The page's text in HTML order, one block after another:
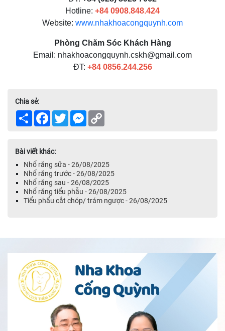
Hotline: +84 0908.848.424
Website: www.nhakhoacongquynh.com
Phòng Chăm Sóc Khách Hàng
Email: nhakhoacongquynh.cskh@gmail.com
ĐT: +84 0856.244.256
Chia sẻ:
Share Facebook
TwitterMessenger
Bài viết khác:
Nhổ răng sữa - 26/08/2025
Nhổ răng trước - 26/08/2025
Nhổ răng sau - 26/08/2025
Nhổ răng tiểu phẫu - 26/08/2025
Tiểu phẩu cắt chóp/ trám ngược - 26/08/2025